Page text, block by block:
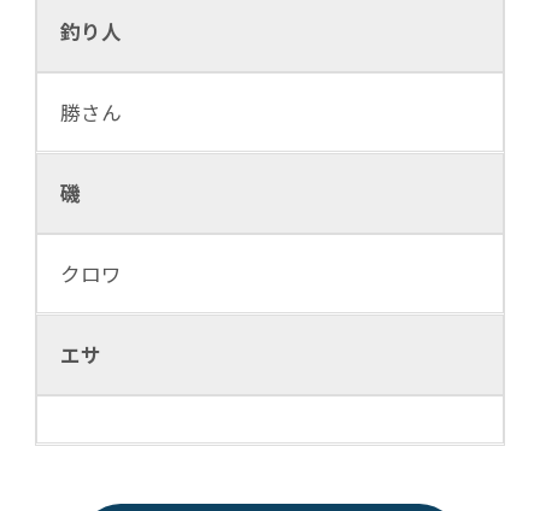
釣り人
勝さん
磯
クロワ
エサ